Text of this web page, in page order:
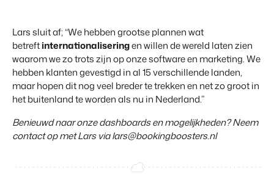
Lars sluit af; “We hebben grootse plannen wat
betreftinternationaliseringen willen de wereld laten zien
waarom we zo trots zijn op onze software en marketing. We
hebben klanten gevestigd in al 15 verschillende landen,
maar hopen dit nog veel breder te trekken en net zo groot in
het buitenland te worden als nu in Nederland.”
Benieuwd naar onze dashboards en mogelijkheden? Neem
contact op met Lars via lars@bookingboosters.nl